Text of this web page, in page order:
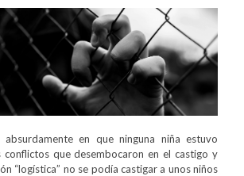
en que ninguna niña estuvo
conflictos que desembocaron en el castigo y
“logística” no se podía castigar a unos niños